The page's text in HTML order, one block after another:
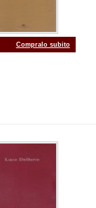
Compralo subito